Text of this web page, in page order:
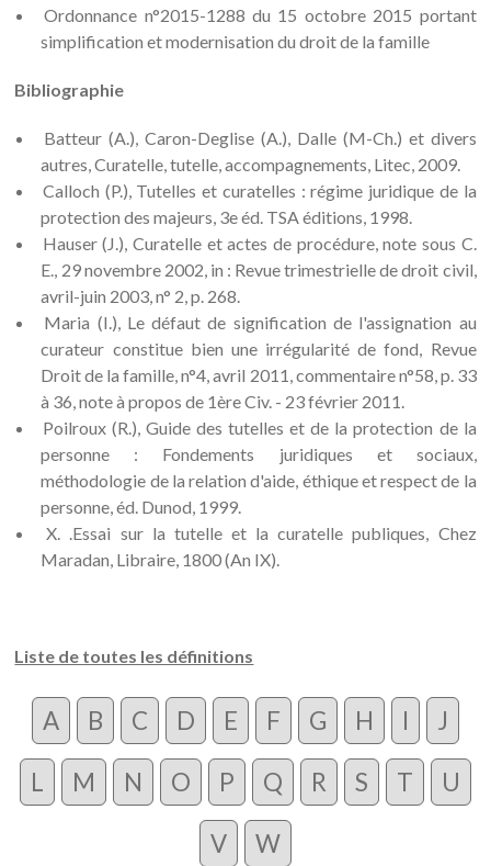
Ordonnance n°2015-1288 du 15 octobre 2015 portant
simplification et modernisation du droit de la famille
Bibliographie
Batteur (A.), Caron-Deglise (A.), Dalle (M-Ch.) et divers
autres, Curatelle, tutelle, accompagnements, Litec, 2009.
Calloch (P.), Tutelles et curatelles : régime juridique de la
protection des majeurs, 3e éd. TSA éditions, 1998.
Hauser (J.), Curatelle et actes de procédure, note sous C.
E., 29 novembre 2002, in : Revue trimestrielle de droit civil,
avril-juin 2003, n° 2, p. 268.
Maria (I.), Le défaut de signification de l'assignation au
curateur constitue bien une irrégularité de fond, Revue
Droit de la famille, n°4, avril 2011, commentaire n°58, p. 33
à 36, note à propos de 1ère Civ. - 23 février 2011.
Poilroux (R.), Guide des tutelles et de la protection de la
personne : Fondements juridiques et sociaux,
méthodologie de la relation d'aide, éthique et respect de la
personne, éd. Dunod, 1999.
X. .Essai sur la tutelle et la curatelle publiques, Chez
Maradan, Libraire, 1800 (An IX).
Liste de toutes les définitions
A B C D E F G H I J
L M N O P Q R S T U
V W